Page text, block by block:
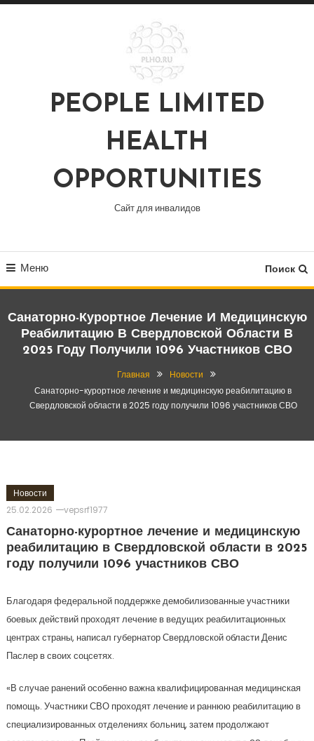
Перейти
PEOPLE LIMITED
HEALTH
OPPORTUNITIES
Сайт для инвалидов
Меню Поиск
Санаторно-Курортное Лечение И Медицинскую
Реабилитацию В Свердловской Области В
2025 Году Получили 1096 Участников СВО
Главная
Новости
Санаторно-курортное лечение и медицинскую реабилитацию в
Свердловской области в 2025 году получили 1096 участников СВО
Новости
25.02.2026
vepsrf1977
Санаторно-курортное лечение и медицинскую
реабилитацию в Свердловской области в 2025
году получили 1096 участников СВО
Благодаря федеральной поддержке демобилизованные участники
боевых действий проходят лечение в ведущих реабилитационных
центрах страны, написал губернатор Свердловской области Денис
Паслер в своих соцсетях.
«В случае ранений особенно важна квалифицированная медицинская
помощь. Участники СВО проходят лечение и раннюю реабилитацию в
специализированных отделениях больниц, затем продолжают